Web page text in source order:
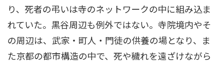
り、死者の弔いは寺のネットワークの中に組み込ま
れていた。黒谷周辺も例外ではない。寺院境内やそ
の周辺は、武家・町人・門徒の供養の場となり、ま
た京都の都市構造の中で、死や穢れを遠ざけながら